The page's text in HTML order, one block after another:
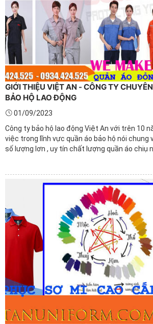
GIỚI THIỆU VIỆT AN - CÔNG TY
BẢO HỘ LAO ĐỘNG
01/09/2023
Công ty bảo hộ lao động Việt An với trên 10
việc trong lĩnh vực quần áo bảo hộ nói chung
số lượng lơn , uy tín chất lượng quần áo chiụ